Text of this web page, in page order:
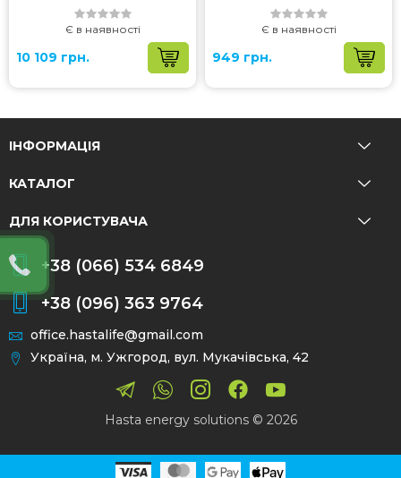
Є в наявності
10 109 грн.
Є в наявності
949 грн.
ІНФОРМАЦІЯ
КАТАЛОГ
ДЛЯ КОРИСТУВАЧА
+38 (066) 534 6849
+38 (096) 363 9764
office.hastalife@gmail.com
Україна, м. Ужгород, вул. Мукачівська, 42
Hasta energy solutions © 2026